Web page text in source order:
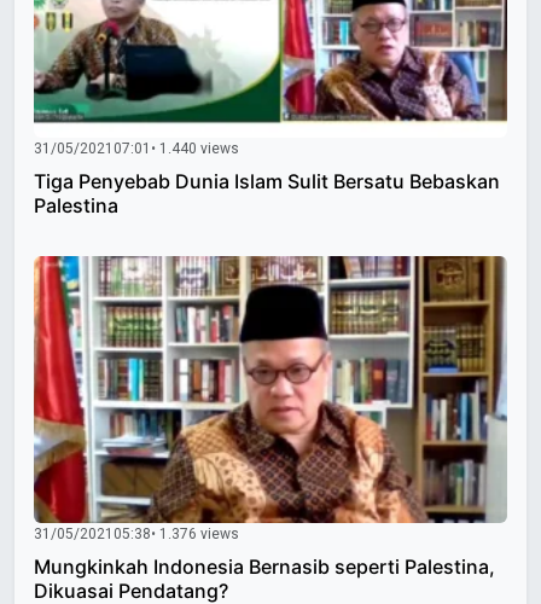
31/05/202107:01 • 1.440 views
Tiga Penyebab Dunia Islam Sulit Bersatu Bebaskan
Palestina
31/05/202105:38• 1.376 views
Mungkinkah Indonesia Bernasib seperti Palestina,
Dikuasai Pendatang?